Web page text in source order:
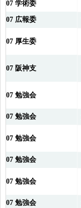
07 学術委
07 広報委
07 厚生委
07 阪神支
07 勉強会
07 勉強会
07 勉強会
07 勉強会
07 勉強会
07 勉強会